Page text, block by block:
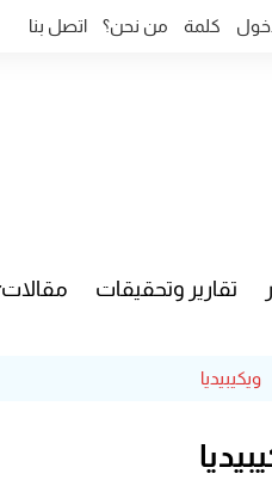
كلمة من نحن؟ اتصل بنا
تقارير وتحقيقات مقالات
ويكيبيديا